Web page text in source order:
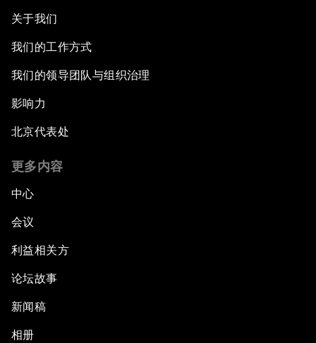
关于我们
我们的工作方式
我们的领导团队与组织治理
影响力
北京代表处
更多内容
中心
会议
利益相关方
论坛故事
新闻稿
相册